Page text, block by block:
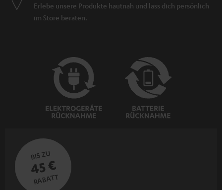
Erlebe unsere Produkte hautnah und lass dich persönlich
im Store beraten.
BIS ZU
45 €
RABATT